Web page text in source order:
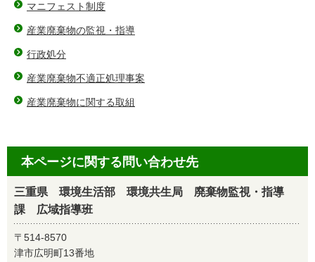
マニフェスト制度
産業廃棄物の監視・指導
行政処分
産業廃棄物不適正処理事案
産業廃棄物に関する取組
本ページに関する問い合わせ先
三重県 環境生活部 環境共生局 廃棄物監視・指導
課 広域指導班
〒514-8570
津市広明町13番地